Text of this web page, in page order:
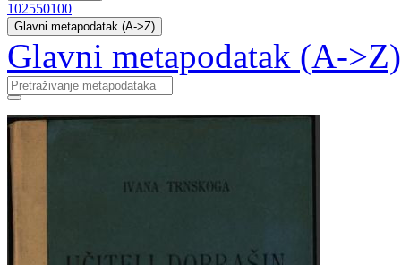
102550100
Glavni metapodatak (A->Z)
Glavni metapodatak (A->Z)